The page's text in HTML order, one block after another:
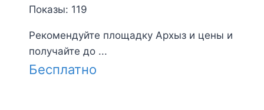
Показы: 119
Рекомендуйте площадку Архыз и цены и
получайте до ...
Бесплатно